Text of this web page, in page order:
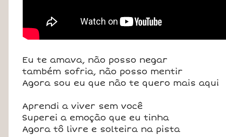
Eu te amava, não posso negar
também sofria, não posso mentir
Agora sou eu que não te quero mais aqui
Aprendi a viver sem você
Superei a emoção que eu tinha
Agora tô livre e solteira na pista